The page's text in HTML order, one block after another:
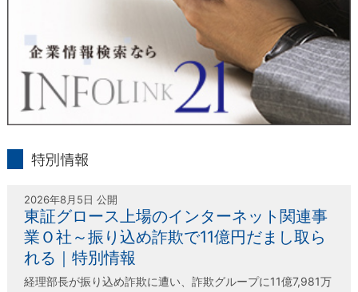
〒802-0004 北九州市小倉北区鍛冶町2丁目5-11（第一東経ビ
フリーダイヤル 0120-55-9986
受付時間 平日9：00～17：00
2026年8月5日 公開
東証グロース上場のインターネット関連事
業Ｏ社～振り込め詐欺で11億円だまし取ら
れる｜特別情報
経理部長が振り込め詐欺に遭い、詐欺グループに11億7,981万